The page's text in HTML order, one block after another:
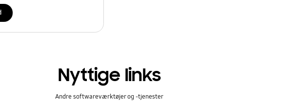
Nyttige links
Andre softwareværktøjer og -tjenester